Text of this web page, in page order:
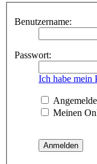
Benutzername:
Passwort:
Ich habe mein
Meinen